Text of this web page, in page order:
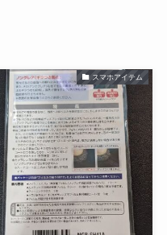
スマホアイテム